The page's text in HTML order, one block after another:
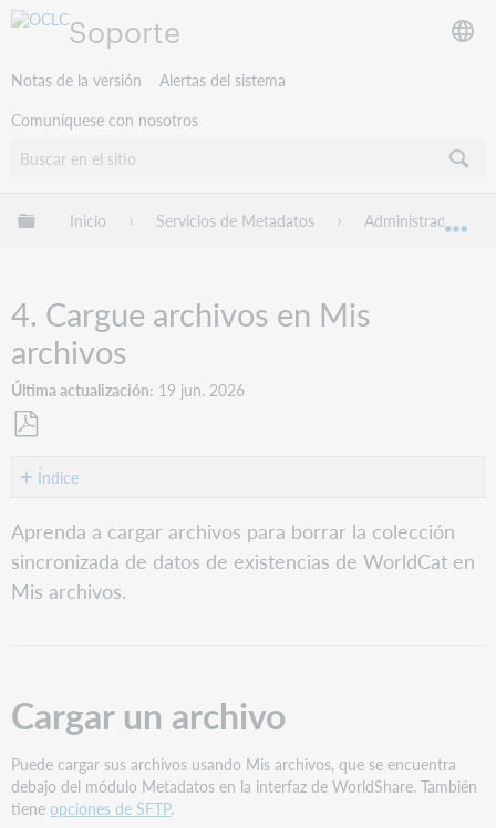
Soporte
Notas de la versión
Alertas del sistema
Comuníquese con nosotros
Expandir/contraer jerarquía global
Inicio Servicios de Metadatos Administrador de
4. Cargue archivos en Mis
archivos
Última actualización 19 jun. 2026
comoÍndice
Cargar
un
archivo
Reglas
generales
Incluir
No
Aprenda a cargar archivos para borrar la colección
sincronizada de datos de existencias de WorldCat en
Mis archivos.
Cargar un archivo
Puede cargar sus archivos usando Mis archivos, que se encuentra
debajo del módulo Metadatos en la interfaz de WorldShare. También
tieneopciones de SFTP.